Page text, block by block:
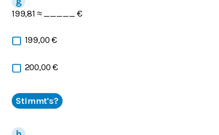
199,81 ≈ _____ €
199,00 €
200,00 €
Stimmt's?